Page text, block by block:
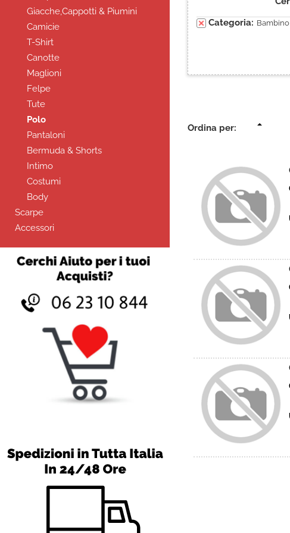
Giacche,Cappotti & Piumini
Camicie
T-Shirt
Canotte
Maglioni
Felpe
Tute
Polo
Pantaloni
Bermuda & Shorts
Intimo
Costumi
Body
Scarpe
Accessori
Categoria: Bambino
Ordina per: